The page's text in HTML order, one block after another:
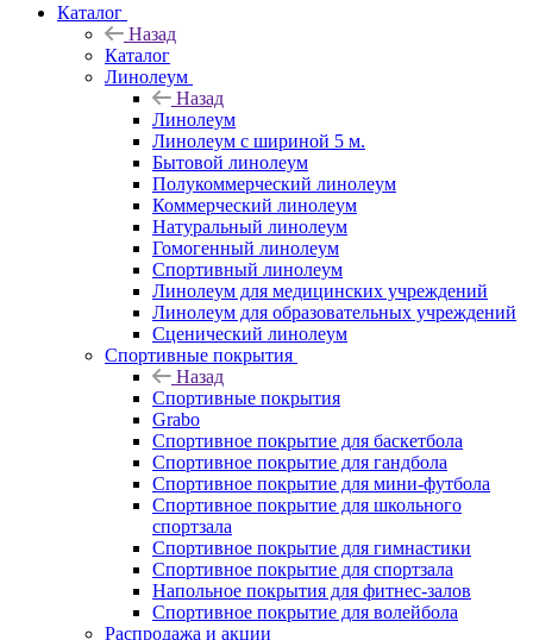
Каталог
Назад
Каталог
Линолеум
Назад
Линолеум
Линолеум с шириной 5 м.
Бытовой линолеум
Полукоммерческий линолеум
Коммерческий линолеум
Натуральный линолеум
Гомогенный линолеум
Спортивный линолеум
Линолеум для медицинских учреждений
Линолеум для образовательных учреждений
Сценический линолеум
Спортивные покрытия
Назад
Спортивные покрытия
Grabo
Спортивное покрытие для баскетбола
Спортивное покрытие для гандбола
Спортивное покрытие для мини-футбола
Спортивное покрытие для школьного
спортзала
Спортивное покрытие для гимнастики
Спортивное покрытие для спортзала
Напольное покрытия для фитнес-залов
Спортивное покрытие для волейбола
Распродажа и акции